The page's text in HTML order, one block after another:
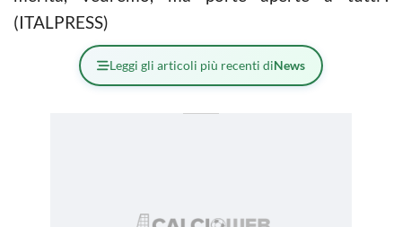
(ITALPRESS)
Leggi gli articoli più recenti diNews